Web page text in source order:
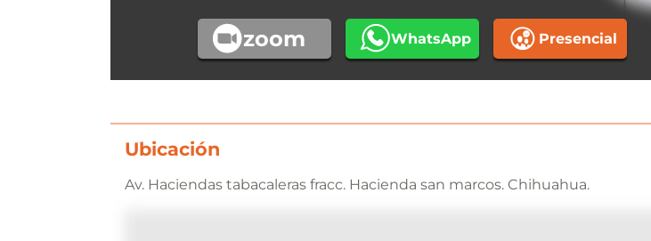
zoom WhatsApp Presencial
Ubicación
Av. Haciendas tabacaleras fracc. Hacienda san marcos. Chihuahua.